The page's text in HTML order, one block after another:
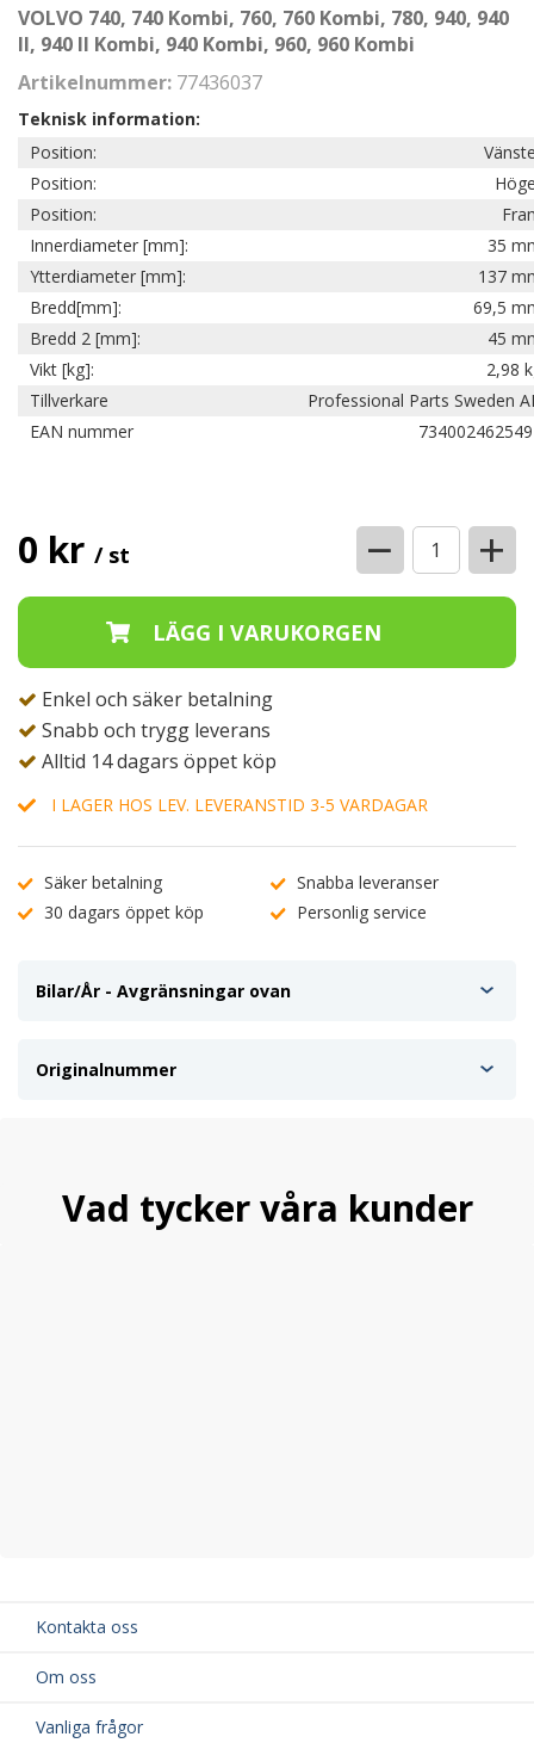
VOLVO 740, 740 Kombi, 760, 760 Kombi, 780, 940, 940
II, 940 II Kombi, 940 Kombi, 960, 960 Kombi
Artikelnummer: 77436037
Teknisk information:
Position:
Position:
Position:
Innerdiameter [mm]:
35
Ytterdiameter [mm]:
137
Bredd[mm]:
69,5
Bredd 2 [mm]:
45
Vikt [kg]:
2,98
Tillverkare
Professional Parts Sweden
EAN nummer
0 kr / st − +
Enkel och säker betalning
Snabb och trygg leverans
Alltid 14 dagars öppet köp
I LAGER HOS LEV. LEVERANSTID 3-5 VARDAGAR
Säker betalning
Snabba leveranser
30 dagars öppet köp
Personlig service
Bilar/År - Avgränsningar ovan
Originalnummer
Vad tycker våra kunder
Kontakta oss
Om oss
Vanliga frågor